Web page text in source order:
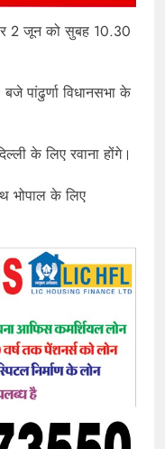
2 जून को सुबह 10.30
पांढुर्णा विधानसभा के
के लिए रवाना होंगे।
भोपाल के लिए